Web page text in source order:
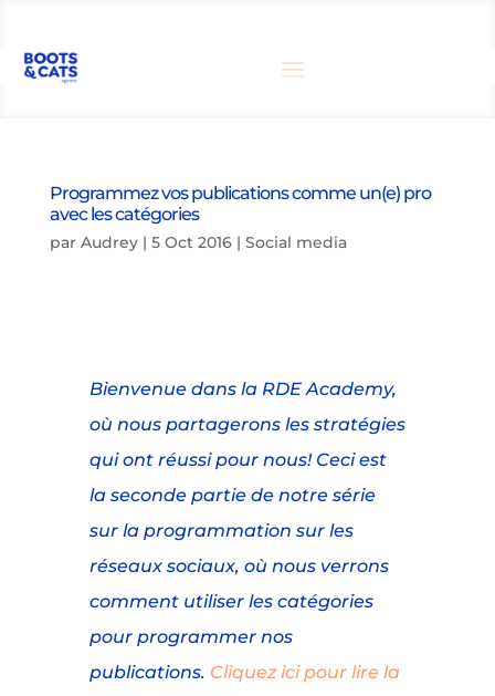
Programmez vos publications comme un(e) pro
avec les catégories
par Audrey| 5 Oct 2016| Social media
Bienvenue dans la RDE Academy,
où nous partagerons les stratégies
qui ont réussi pour nous! Ceci est
la seconde partie de notre série
sur la programmation sur les
réseaux sociaux, où nous verrons
comment utiliser les catégories
pour programmer nos
publications. Cliquez ici pour lire la